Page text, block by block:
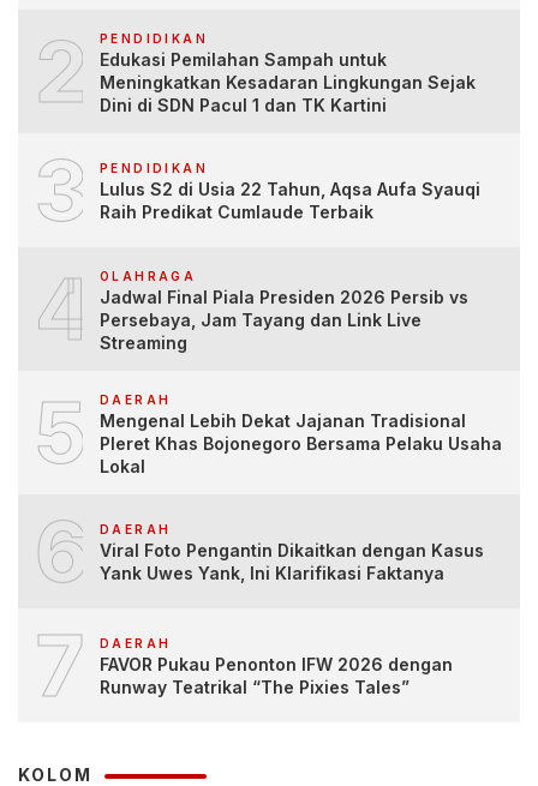
2 PENDIDIKAN
Edukasi Pemilahan Sampah untuk
Meningkatkan Kesadaran Lingkungan Sejak
Dini di SDN Pacul 1 dan TK Kartini
3 PENDIDIKAN
Lulus S2 di Usia 22 Tahun, Aqsa Aufa Syauqi
Raih Predikat Cumlaude Terbaik
4 OLAHRAGA
Jadwal Final Piala Presiden 2026 Persib vs
Persebaya, Jam Tayang dan Link Live
Streaming
5 DAERAH
Mengenal Lebih Dekat Jajanan Tradisional
Pleret Khas Bojonegoro Bersama Pelaku Usaha
Lokal
6 DAERAH
Viral Foto Pengantin Dikaitkan dengan Kasus
Yank Uwes Yank, Ini Klarifikasi Faktanya
7 DAERAH
FAVOR Pukau Penonton IFW 2026 dengan
Runway Teatrikal “The Pixies Tales”
KOLOM